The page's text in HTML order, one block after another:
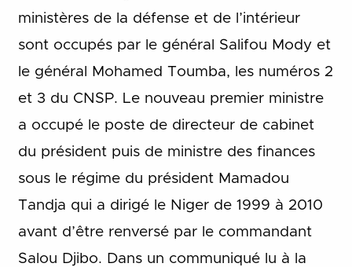
ministères de la défense et de l’intérieur
sont occupés par le général Salifou Mody et
le général Mohamed Toumba, les numéros 2
et 3 du CNSP. Le nouveau premier ministre
a occupé le poste de directeur de cabinet
du président puis de ministre des finances
sous le régime du président Mamadou
Tandja qui a dirigé le Niger de 1999 à 2010
avant d’être renversé par le commandant
Salou Djibo. Dans un communiqué lu à la